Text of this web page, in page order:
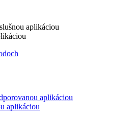
aplikáciou
aplikáciou
aplikáciou